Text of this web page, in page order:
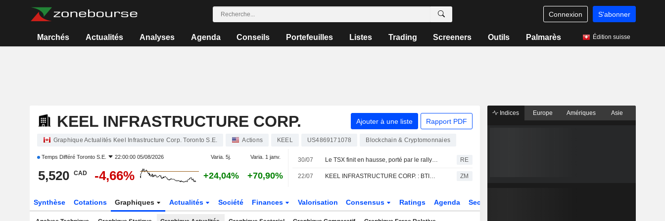
Connexion S'abonner
Marchés Actualités Analyses Agenda Conseils Portefeuilles Listes Trading Screeners Outils Palmarès Édition suisse
KEEL INFRASTRUCTURE CORP. Ajouter à une liste Rapport PDF
Graphique Actualités Keel Infrastructure Corp. Toronto S.E. Actions KEEL US4869171078 Blockchain & Cryptomonnaies
Temps Différé Toronto S.E. 22:00:00 05/08/2026 Varia. 5j. Varia. 1 janv.
5,520 CAD -4,66% +24,04% +70,90%
30/07 Le TSX finit en hausse, porté par le rallye des valeurs minières et la progression des métaux RE
22/07 KEEL INFRASTRUCTURE CORP. : BTIG réitère son opinion positive sur le titre ZM
Synthèse Cotations Graphiques Actualités Société Finances Valorisation Consensus Ratings Agenda Secteur
Indices Europe Amériques Asie